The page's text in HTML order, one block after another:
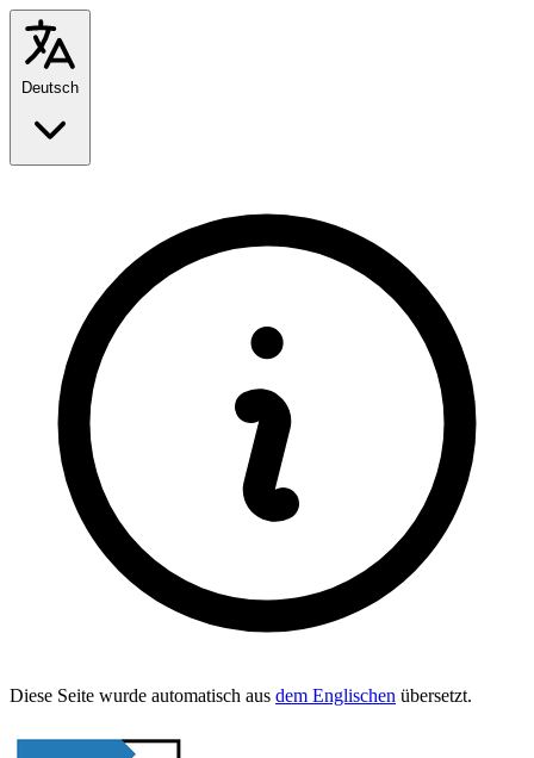
Diese Seite wurde automa­tisch aus dem Englis­chen übersetzt.